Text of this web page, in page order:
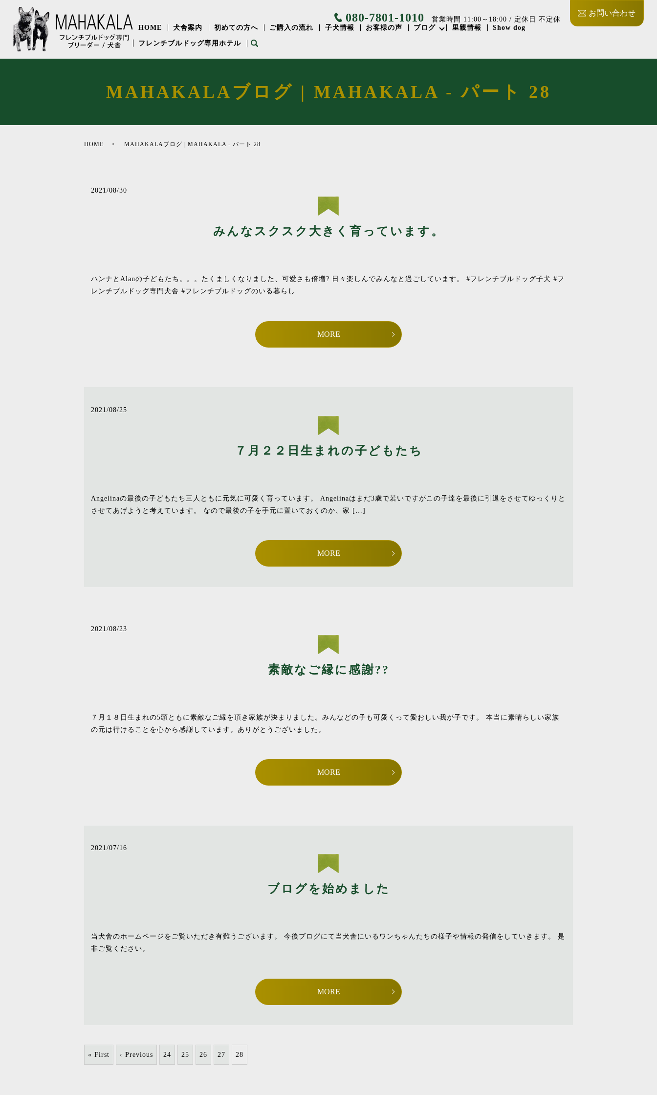
080-7801-1010 営業時間 11:00～18:00 / 定休日 不定休
お問い合わせ
HOME 犬舎案内 初めての方へ ご購入の流れ 子犬情報 お客様の声 ブログ 里親情報 Show dog
フレンチブルドッグ専⽤ホテル
MAHAKALAブログ | MAHAKALA - パート 28
HOME MAHAKALAブログ | MAHAKALA - パート 28
2021/08/30
みんなスクスク大きく育っています。
ハンナとAlanの子どもたち。。。たくましくなりました、可愛さも倍増? 日々楽しんでみんなと過ごしています。 #フレンチブルドッグ子犬 #フ
レンチブルドッグ専門犬舎 #フレンチブルドッグのいる暮らし
MORE
2021/08/25
７月２２日生まれの子どもたち
Angelinaの最後の子どもたち三人ともに元気に可愛く育っています。 Angelinaはまだ3歳で若いですがこの子達を最後に引退をさせてゆっくりと
させてあげようと考えています。 なので最後の子を手元に置いておくのか、家 […]
MORE
2021/08/23
素敵なご縁に感謝??
７月１８日生まれの5頭ともに素敵なご縁を頂き家族が決まりました。みんなどの子も可愛くって愛おしい我が子です。 本当に素晴らしい家族
の元は行けることを心から感謝しています。ありがとうございました。
MORE
2021/07/16
ブログを始めました
当犬舎のホームページをご覧いただき有難うございます。 今後ブログにて当犬舎にいるワンちゃんたちの様子や情報の発信をしていきます。 是
非ご覧ください。
MORE
« First ‹ Previous 24 25 26 27 28